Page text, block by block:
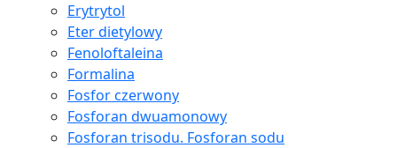
Erytrytol
Eter dietylowy
Fenoloftaleina
Formalina
Fosfor czerwony
Fosforan dwuamonowy
Fosforan trisodu. Fosforan sodu